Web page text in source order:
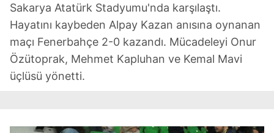
Sakarya Atatürk Stadyumu'nda karşılaştı.
Hayatını kaybeden Alpay Kazan anısına oynanan
maçı Fenerbahçe 2-0 kazandı. Mücadeleyi Onur
Özütoprak, Mehmet Kapluhan ve Kemal Mavi
üçlüsü yönetti.